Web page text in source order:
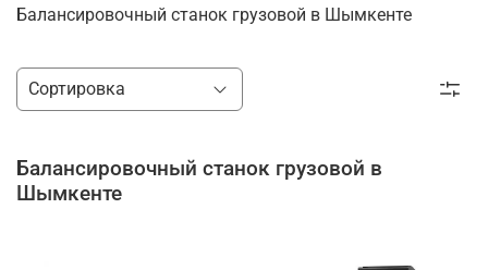
Балансировочный станок грузовой в Шымкенте
Балансировочный станок грузовой в
Шымкенте